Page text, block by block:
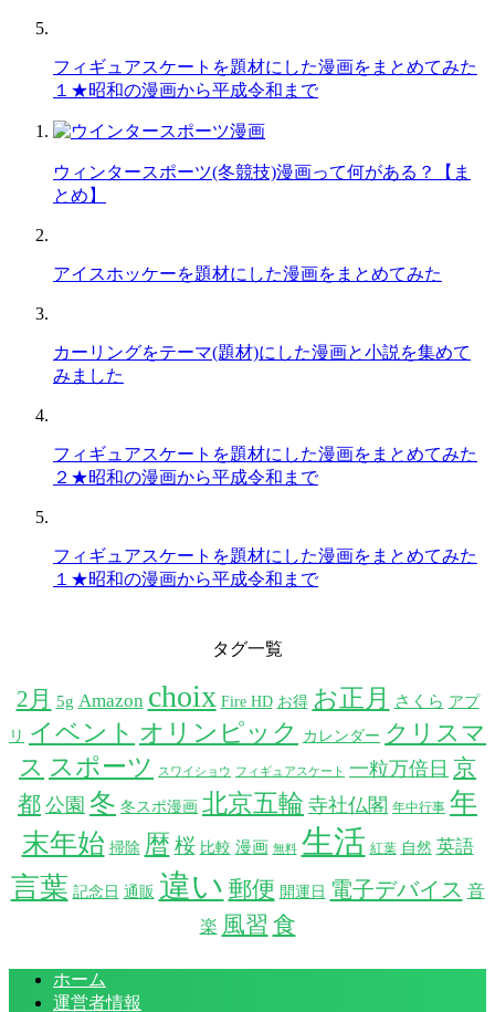
フィギュアスケートを題材にした漫画をまとめてみた
１★昭和の漫画から平成令和まで
ウィンタースポーツ(冬競技)漫画って何がある？【ま
とめ】
アイスホッケーを題材にした漫画をまとめてみた
カーリングをテーマ(題材)にした漫画と小説を集めて
みました
フィギュアスケートを題材にした漫画をまとめてみた
２★昭和の漫画から平成令和まで
フィギュアスケートを題材にした漫画をまとめてみた
１★昭和の漫画から平成令和まで
タグ一覧
2月 5g Amazon choix Fire HD お得 お正月 さくら アプ
リ イベント オリンピック カレンダー クリスマ
ス スポーツ スワイショウ フィギュアスケート 一粒万倍日 京
都 公園 冬 冬スポ漫画 北京五輪 寺社仏閣 年中行事 年
末年始 掃除 暦 桜 比較 漫画 無料 生活 紅葉 自然 英語
言葉 記念日 通販 違い 郵便 開運日 電子デバイス 音
楽 風習 食
ホーム
運営者情報